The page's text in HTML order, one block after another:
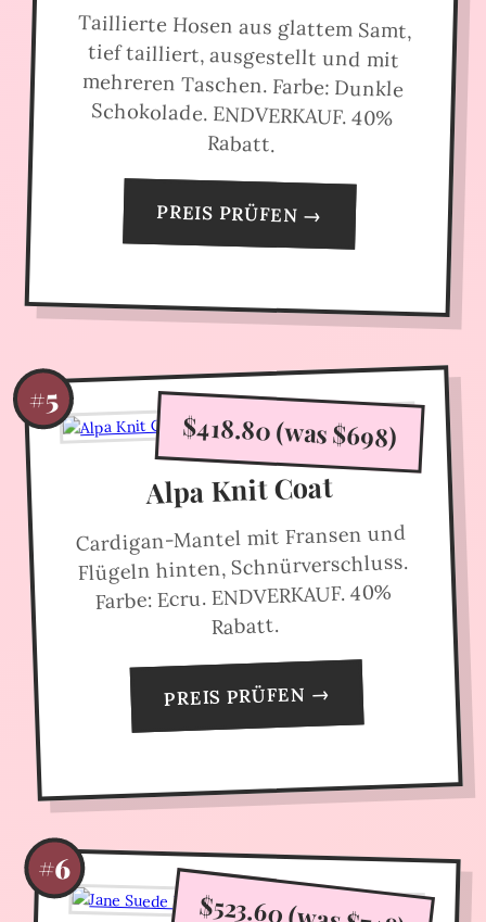
Taillierte Hosen aus glattem Samt,
tief tailliert, ausgestellt und mit
mehreren Taschen. Farbe: Dunkle
Schokolade. ENDVERKAUF. 40%
Rabatt.
PREIS PRÜFEN →
#5
$418.80 (was $698)
Alpa Knit Coat
Cardigan-Mantel mit Fransen und
Flügeln hinten, Schnürverschluss.
Farbe: Ecru. ENDVERKAUF. 40%
Rabatt.
PREIS PRÜFEN →
#6